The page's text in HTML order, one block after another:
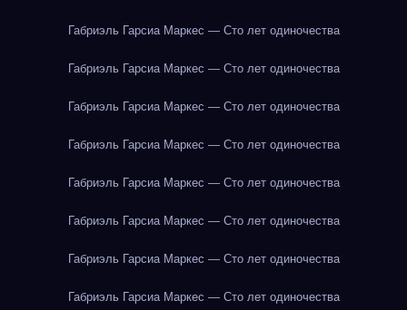
Габриэль Гарсиа Маркес — Сто лет одиночества
Габриэль Гарсиа Маркес — Сто лет одиночества
Габриэль Гарсиа Маркес — Сто лет одиночества
Габриэль Гарсиа Маркес — Сто лет одиночества
Габриэль Гарсиа Маркес — Сто лет одиночества
Габриэль Гарсиа Маркес — Сто лет одиночества
Габриэль Гарсиа Маркес — Сто лет одиночества
Габриэль Гарсиа Маркес — Сто лет одиночества